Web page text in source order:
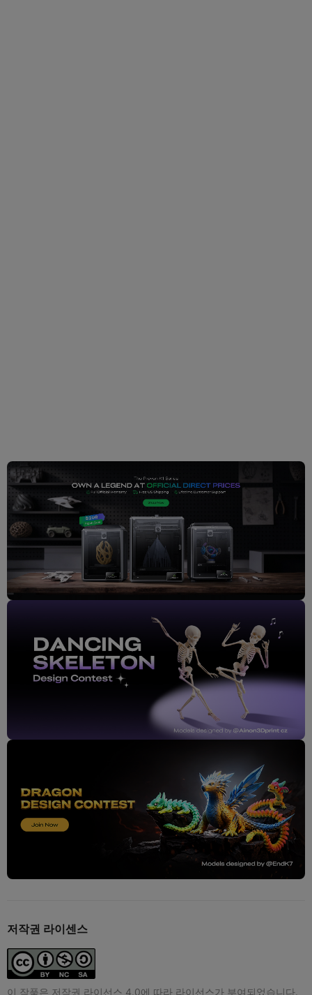
저작권 라이센스
이 작품은 저작권 라이선스 4.0에 따라 라이선스가 부여되었습니다.